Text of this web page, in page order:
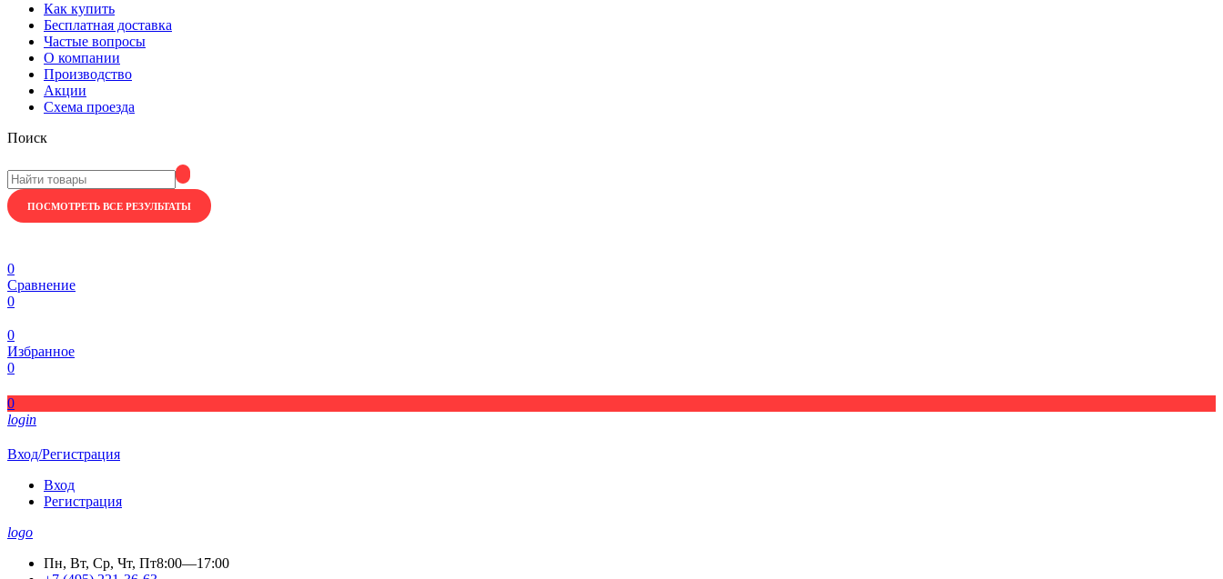
Как купить
Бесплатная доставка
Частые вопросы
О компании
Производство
Акции
Схема проезда
Поиск
ПОСМОТРЕТЬ ВСЕ РЕЗУЛЬТАТЫ
0
Сравнение
0
0
Избранное
0
0
login
Вход/Регистрация
Вход
Регистрация
logo
Пн, Вт, Ср, Чт, Пт8:00—17:00